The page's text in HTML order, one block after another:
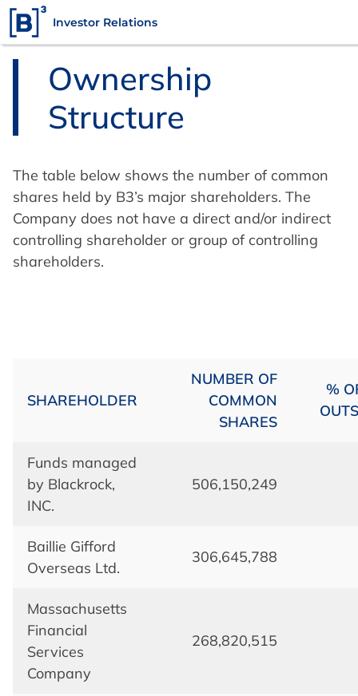
Investor Relations
Ownership
Structure
The table below shows the number of common
shares held by B3’s major shareholders. The
Company does not have a direct and/or indirect
controlling shareholder or group of controlling
shareholders.
SHAREHOLDER
NUMBER OF
COMMON
SHARES
%
Funds managed
by Blackrock,
INC.
506,150,249
Baillie Gifford
Overseas Ltd.
306,645,788
Massachusetts
Financial
Services
Company
268,820,515